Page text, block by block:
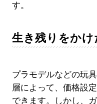
す。
生き残りをかけ
プラモデルなどの玩
層によって、価格設
できます。しかし、